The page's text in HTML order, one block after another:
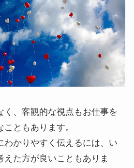
く、客観的な視点もお仕事を
ともあります。
わかりやすく伝えるには、い
えた方が良いこともありま